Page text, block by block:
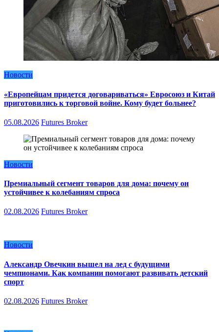
Новости
«Европейцам придется договариваться» Евросоюз и Китай
приготовились к торговой войне. Кому будет больнее?
05.08.2026 Futures Broker
Новости
Премиальный сегмент товаров для дома: почему он
устойчивее к колебаниям спроса
02.08.2026 Futures Broker
Новости
Александр Овечкин вышел на лед с будущими
чемпионами. Как компании помогают развивать детский
спорт
02.08.2026 Futures Broker